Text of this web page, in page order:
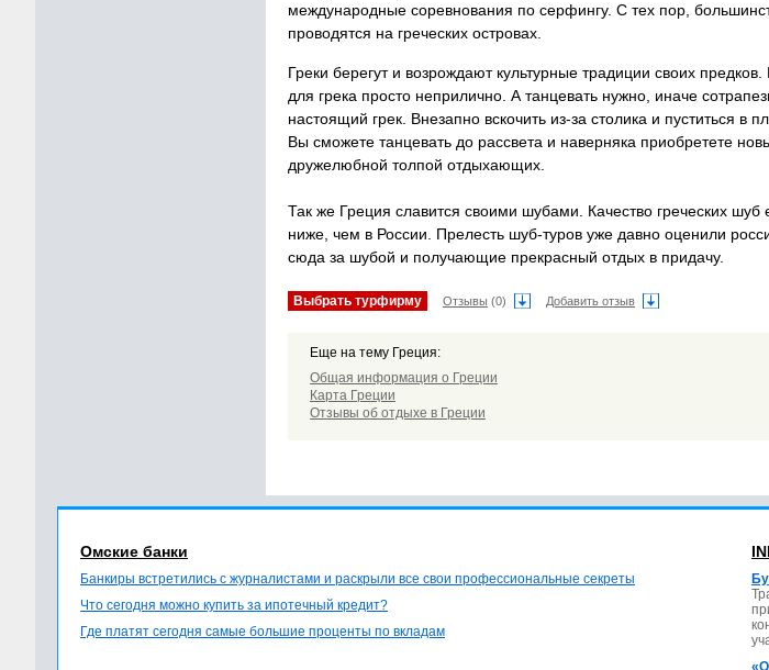
международные соревнования по серфингу. С тех пор,
проводятся на греческих островах.
Греки берегут и возрождают культурные традиции своих
для грека просто неприлично. А танцевать нужно, иначе
настоящий грек. Внезапно вскочить из-за столика и пуститься в
Вы сможете танцевать до рассвета и наверняка приобретете
дружелюбной толпой отдыхающих.
Так же Греция славится своими шубами. Качество греческих шуб
ниже, чем в России. Прелесть шуб-туров уже давно оценили
сюда за шубой и получающие прекрасный отдых в придачу.
Выбрать турфирму Отзывы (0) Добавить отзыв
Еще на тему Греция:
Общая информация о Греции
Карта Греции
Отзывы об отдыхе в Греции
Омские банки
Банкиры встретились с журналистами и раскрыли все свои профессиональные секреты
Что сегодня можно купить за ипотечный кредит?
Где платят сегодня самые большие проценты по вкладам